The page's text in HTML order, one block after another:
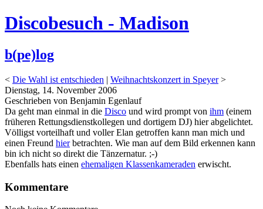
Discobesuch - Madison
b(pe)log
< Die Wahl ist entschieden | Weihnachtskonzert in Speyer >
Dienstag, 14. November 2006
Geschrieben von Benjamin Egenlauf
Da geht man einmal in die Disco und wird prompt von ihm (einem
früheren Rettungsdienstkollegen und dortigem DJ) hier abgelichtet.
Völligst vorteilhaft und voller Elan getroffen kann man mich und
einen Freund hierbetrachten. Wie man auf dem Bild erkennen kann
bin ich nicht so direkt die Tänzernatur. ;-)
Ebenfalls hats einen ehemaligen Klassenkameraden erwischt.
Kommentare